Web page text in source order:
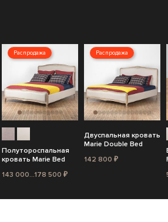
Распродажа
Полутороспальная
кровать Marie Bed
143 000...178 500 ₽
Распродажа
Двуспальная кровать
Marie Double Bed
142 800 ₽